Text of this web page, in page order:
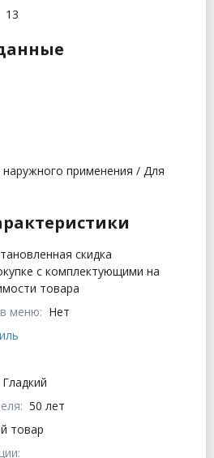
13
применения / Для
скидка
с комплектующими на
товара
меню: Нет
50 лет
товар